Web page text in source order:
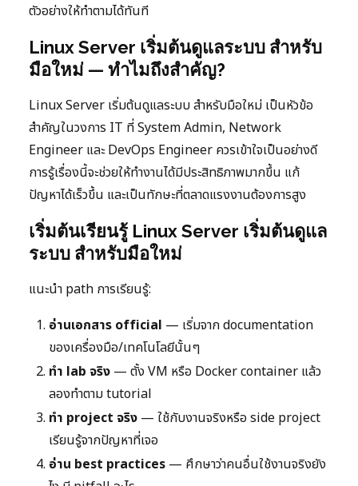
ตัวอย่างให้ทำตามได้ทันที
Linux Server เริ่มต้นดูแลระบบ สำหรับ
มือใหม่ — ทำไมถึงสำคัญ?
Linux Server เริ่มต้นดูแลระบบ สำหรับมือใหม่ เป็นหัวข้อ
สำคัญในวงการ IT ที่ System Admin, Network
Engineer และ DevOps Engineer ควรเข้าใจเป็นอย่างดี
การรู้เรื่องนี้จะช่วยให้ทำงานได้มีประสิทธิภาพมากขึ้น แก้
ปัญหาได้เร็วขึ้น และเป็นทักษะที่ตลาดแรงงานต้องการสูง
เริ่มต้นเรียนรู้ Linux Server เริ่มต้นดูแล
ระบบ สำหรับมือใหม่
แนะนำ path การเรียนรู้:
อ่านเอกสาร official — เริ่มจาก documentation
ของเครื่องมือ/เทคโนโลยีนั้นๆ
ทำ lab จริง — ตั้ง VM หรือ Docker container แล้ว
ลองทำตาม tutorial
ทำ project จริง — ใช้กับงานจริงหรือ side project
เรียนรู้จากปัญหาที่เจอ
อ่าน best practices — ศึกษาว่าคนอื่นใช้งานจริงยัง